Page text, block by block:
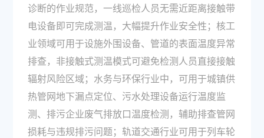
诊断的作业规范，一线巡检人员无需近距离接触带
电设备即可完成测温，大幅提升作业安全性；核工
业领域可用于设施外围设备、管道的表面温度异常
排查，非接触式测温模式可避免检测人员直接接触
辐射风险区域；水务与环保行业中，可用于城镇供
热管网地下漏点定位、污水处理设备运行温度监
测、排污企业废气排放口温度检测，辅助排查管网
损耗与违规排污问题；轨道交通行业可用于列车轮